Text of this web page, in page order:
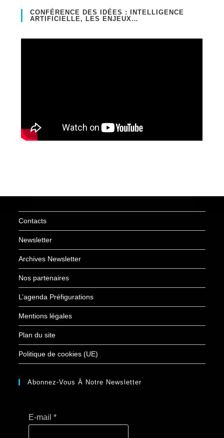
CONFÉRENCE DES IDÉES : INTELLIGENCE
ARTIFICIELLE, LES ENJEUX…
Contacts
Newsletter
Archives Newsletter
Nos partenaires
L’agenda Préfigurations
Mentions légales
Plan du site
Politique de cookies (UE)
Abonnez-Vous À Notre Newsletter
E-mail*